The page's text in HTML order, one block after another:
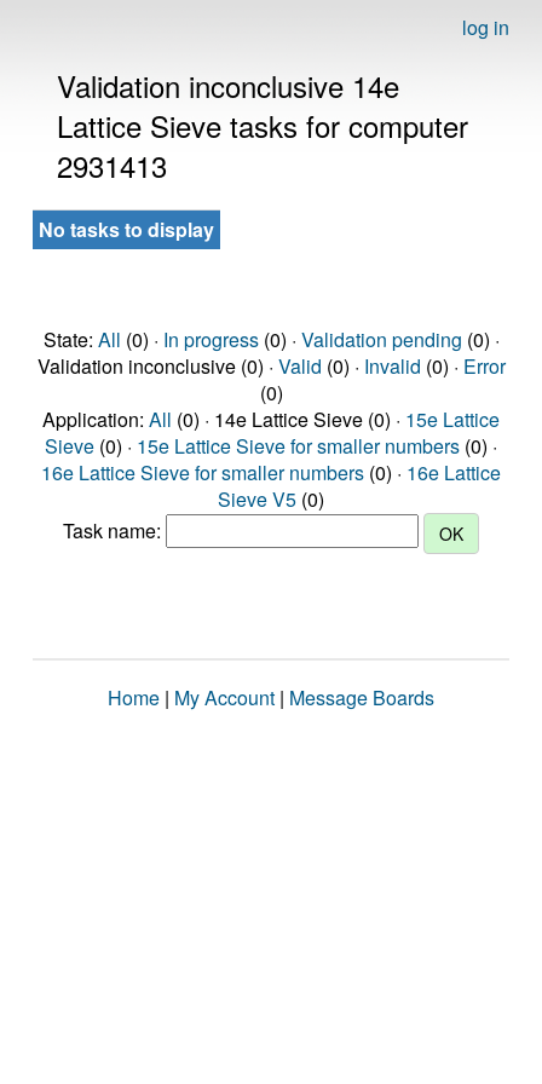
log in
Validation inconclusive 14e
Lattice Sieve tasks for computer
2931413
No tasks to display
State: All (0) · In progress(0) · Validation pending (0) ·
Validation inconclusive (0) · Valid (0) · Invalid (0) · Error
(0)
Application: All (0) · 14e Lattice Sieve (0) · 15e Lattice
Sieve (0) · 15e Lattice Sieve for smaller numbers (0) ·
16e Lattice Sieve for smaller numbers (0) · 16e Lattice
Sieve V5 (0)
Task name:
Home | My Account | Message Boards